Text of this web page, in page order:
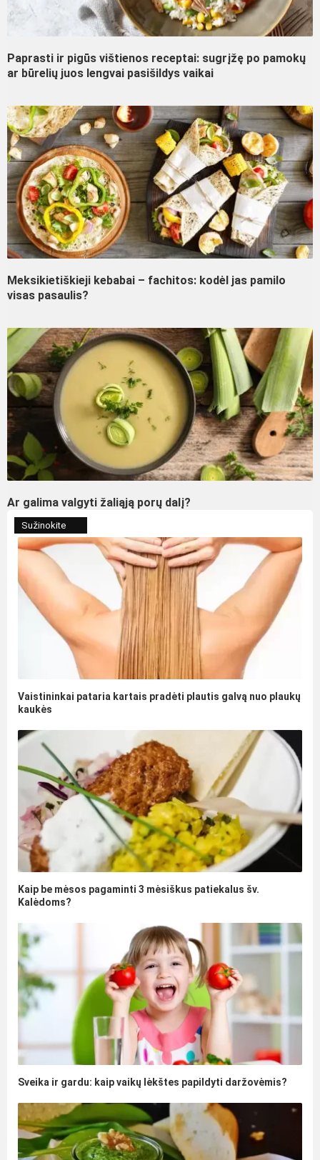
Paprasti ir pigūs vištienos receptai: sugrįžę po pamokų
ar būrelių juos lengvai pasišildys vaikai
Meksikietiškieji kebabai – fachitos: kodėl jas pamilo
visas pasaulis?
Ar galima valgyti žaliąją porų dalį?
Sužinokite
Vaistininkai pataria kartais pradėti plautis galvą nuo plaukų
kaukės
Kaip be mėsos pagaminti 3 mėsiškus patiekalus šv.
Kalėdoms?
Sveika ir gardu: kaip vaikų lėkštes papildyti daržovėmis?